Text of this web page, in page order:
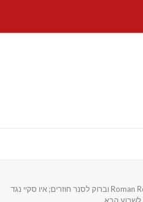
WWE RAW (13 ביולי 2026): Roman Reigns וברוק לסנר חוזרים; איו סקיי נגד